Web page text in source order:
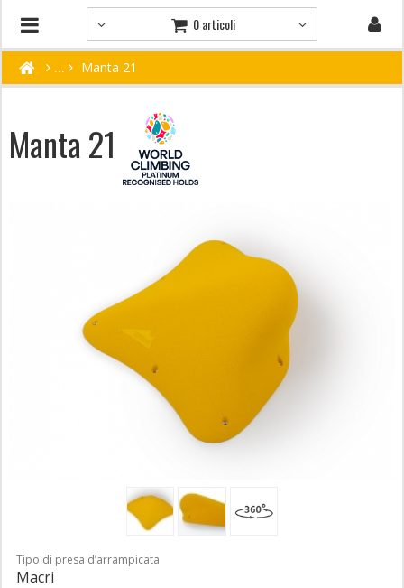
0 articoli
Manta 21
Manta 21
Tipo di presa d’arrampicata
Macri